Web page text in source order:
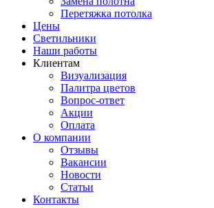
Перетяжка потолка
Цены
Светильники
Наши работы
Клиентам
Визуализация
Палитра цветов
Вопрос-ответ
Акции
Оплата
О компании
Отзывы
Вакансии
Новости
Статьи
Контакты